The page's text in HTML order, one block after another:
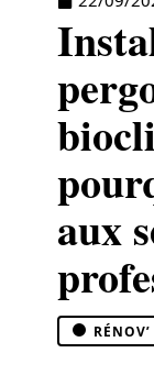
aux
RÉNOV’